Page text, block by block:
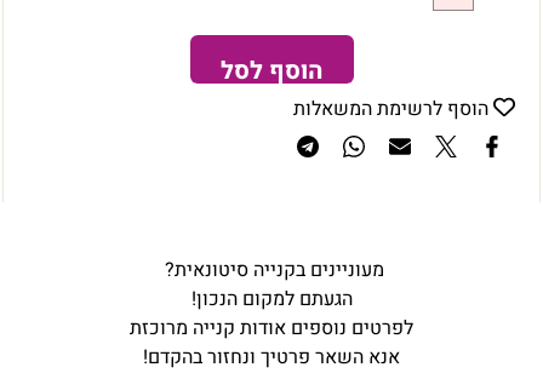
הוסף לסל
הוסף לרשימת המשאלות
מעוניינים בקנייה סיטונאית?
הגעתם למקום הנכון!
לפרטים נוספים אודות קנייה מרוכזת
אנא השאר פרטיך ונחזור בהקדם!